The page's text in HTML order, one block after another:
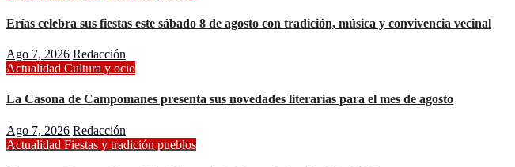
Erías celebra sus fiestas este sábado 8 de agosto con tradición, música y convivencia vecinal
Ago 7, 2026 Redacción
Actualidad Cultura y ocio
La Casona de Campomanes presenta sus novedades literarias para el mes de agosto
Ago 7, 2026 Redacción
Actualidad Fiestas y tradición pueblos